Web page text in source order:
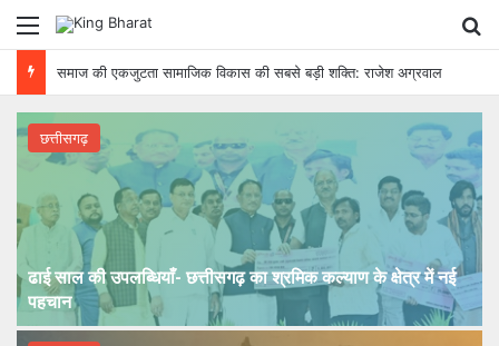
Menu
कतार से क्लिक तक: भारतीय रेलवे में यात्री आरक्षण के चार दशक
छत्तीसगढ़
ढाई साल की उपलब्धियाँ- छत्तीसगढ़ का श्रमिक कल्याण के क्षेत्र में नई
पहचान